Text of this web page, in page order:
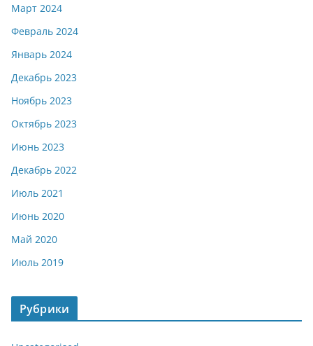
Март 2024
Февраль 2024
Январь 2024
Декабрь 2023
Ноябрь 2023
Октябрь 2023
Июнь 2023
Декабрь 2022
Июль 2021
Июнь 2020
Май 2020
Июль 2019
Рубрики